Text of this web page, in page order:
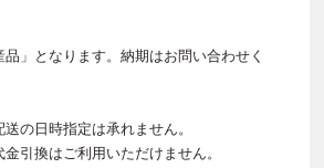
」となります。納期はお問い合わせく
の日時指定は承れません。
引換はご利用いただけません。